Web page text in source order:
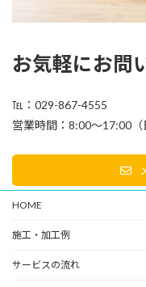
お気軽にお問
℡：029-867-4555
営業時間：8:00～17:00（
HOME
施工・加工例
サービスの流れ